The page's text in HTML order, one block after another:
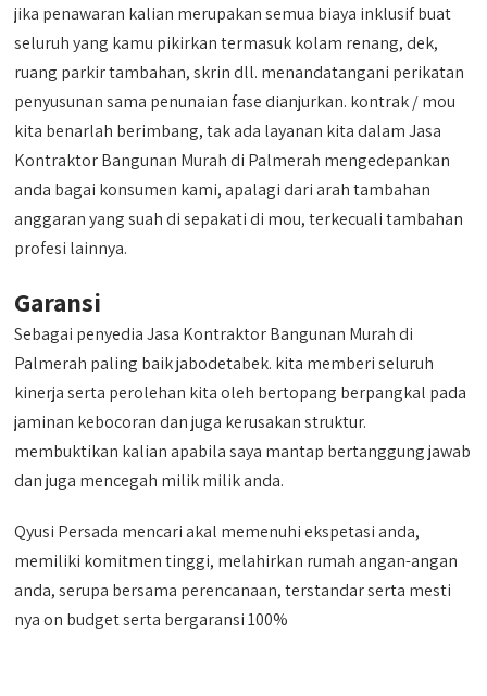
jika penawaran kalian merupakan semua biaya inklusif buat
seluruh yang kamu pikirkan termasuk kolam renang, dek,
ruang parkir tambahan, skrin dll. menandatangani perikatan
penyusunan sama penunaian fase dianjurkan. kontrak / mou
kita benarlah berimbang, tak ada layanan kita dalam Jasa
Kontraktor Bangunan Murah di Palmerah mengedepankan
anda bagai konsumen kami, apalagi dari arah tambahan
anggaran yang suah di sepakati di mou, terkecuali tambahan
profesi lainnya.
Garansi
Sebagai penyedia Jasa Kontraktor Bangunan Murah di
Palmerah paling baik jabodetabek. kita memberi seluruh
kinerja serta perolehan kita oleh bertopang berpangkal pada
jaminan kebocoran dan juga kerusakan struktur.
membuktikan kalian apabila saya mantap bertanggung jawab
dan juga mencegah milik milik anda.
Qyusi Persada mencari akal memenuhi ekspetasi anda,
memiliki komitmen tinggi, melahirkan rumah angan-angan
anda, serupa bersama perencanaan, terstandar serta mesti
nya on budget serta bergaransi 100%